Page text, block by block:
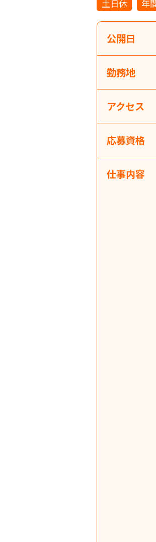
土日休 年
公開日
勤務地
アクセス
応募資格
仕事内容